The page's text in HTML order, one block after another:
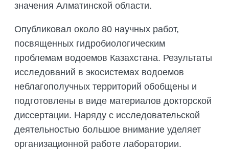
значения Алматинской области.
Опубликовал около 80 научных работ,
посвященных гидробиологическим
проблемам водоемов Казахстана. Результаты
исследований в экосистемах водоемов
неблагополучных территорий обобщены и
подготовлены в виде материалов докторской
диссертации. Наряду с исследовательской
деятельностью большое внимание уделяет
организационной работе лаборатории.